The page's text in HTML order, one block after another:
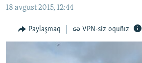
qaytmaq
qaytmaq
CEMİYET
MEDENİYET
İNSAN AQLARI
18 avgust 2015, 12:44
Paylaşmaq VPN-siz oquñız